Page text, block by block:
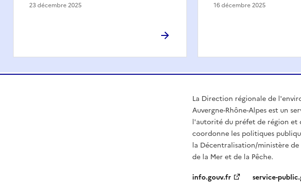
23 décembre 2025 16 décembre 2025
La Direction régionale de
Auvergne-Rhône-Alpes est un
l'autorité du préfet de région et
coordonne les politiques
la Décentralisation/ministère
de la Mer et de la Pêche.
info.gouv.fr
service-